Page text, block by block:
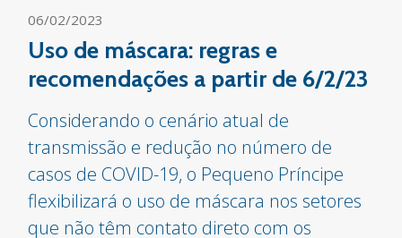
06/02/2023
Uso de máscara: regras e
recomendações a partir de 6/2/23
Considerando o cenário atual de
transmissão e redução no número de
casos de COVID-19, o Pequeno Príncipe
flexibilizará o uso de máscara nos setores
que não têm contato direto com os